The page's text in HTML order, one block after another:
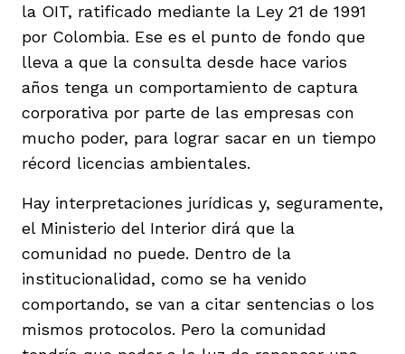
la OIT, ratificado mediante la Ley 21 de 1991
por Colombia. Ese es el punto de fondo que
lleva a que la consulta desde hace varios
años tenga un comportamiento de captura
corporativa por parte de las empresas con
mucho poder, para lograr sacar en un tiempo
récord licencias ambientales.
Hay interpretaciones jurídicas y, seguramente,
el Ministerio del Interior dirá que la
comunidad no puede. Dentro de la
institucionalidad, como se ha venido
comportando, se van a citar sentencias o los
mismos protocolos. Pero la comunidad